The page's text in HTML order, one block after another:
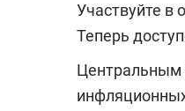
Участвуйте в
Теперь
Центральным